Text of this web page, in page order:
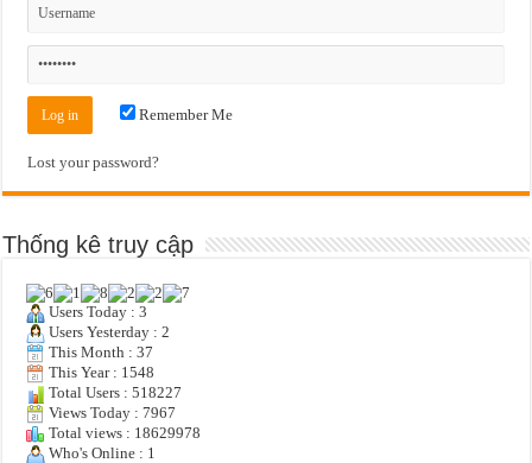
Remember Me
Lost your password?
Thống kê truy cập
Users Today : 3
Users Yesterday : 2
This Month : 37
This Year : 1548
Total Users : 518227
Views Today : 7967
Total views : 18629978
Who's Online : 1